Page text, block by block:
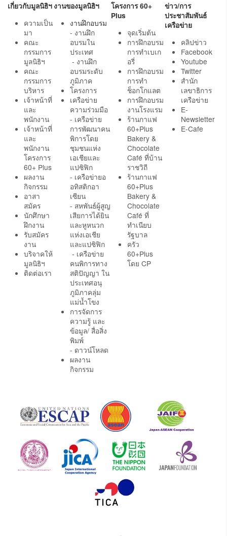
เกี่ยวกับมูลนิธิฯ
ความเป็น
มา
คณะ
กรรมการ
มูลนิธิฯ
คณะ
กรรมการ
บริหาร
เจ้าหน้าที่
และ
พนักงาน
เจ้าหน้าที่
และ
พนักงาน
โครงการ
60+ Plus
ผลงาน
กิจกรรม
อาสา
สมัคร
นักศึกษา
ฝึกงาน
รับสมัคร
งาน
บริจาคให้
มูลนิธิฯ
ติดต่อเรา
งานของมูลนิธิฯ
งานฝึกอบรม
- งานฝึก
อบรมใน
ประเทศ
- งานฝึก
อบรมระดับ
ภูมิภาค
โครงการ
เครือข่าย
ความร่วมมือ
- เครือข่าย
การพัฒนาคน
พิการโดย
ชุมชนแห่ง
เอเชียและ
แปซิฟิก
- เครือข่ายอ
อทิสติกอา
เซียน
- สหพันธ์ผู้สูญ
เสียการได้ยิน
และหูหนวก
แห่งเอเชีย
และแปซิฟิก
- เครือข่าย
คนพิการทาง
สติปัญญา ใน
ประเทศอนุ
ภูมิภาคลุ่ม
แม่น้ำโขง
การจัดการ
ความรู้ และ
ข้อมูล/ สื่อสิ่ง
พิมพ์
- ดาวน์โหลด
ผลงาน
กิจกรรม
โครงการ 60+
Plus
จุดเริ่มต้น
การฝึกอบรม
การทำเบเก
อรี่
การฝึกอบรม
การทำ
ช็อกโกแลต
การฝึกอบรม
งานโรงแรม
ร้านกาแฟ
60+Plus
Bakery &
Chocolate
Café ที่บ้าน
ราชวิถี
ร้านกาแฟ
60+Plus
Bakery &
Chocolate
Café ที่
ทำเนียบ
รัฐบาล
ครัว
60+Plus
โดย CP
ข่าว/การ
ประชาสัมพันธ์
เครือข่าย
คลิปข่าว
Facebook
Youtube
Twitter
สำนัก
เลขาธิการ
เครือข่าย
E-
Newsletter
E-Cafe